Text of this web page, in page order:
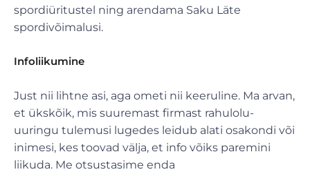
spordiüritustel ning arendama Saku Läte
spordivõimalusi.
Infoliikumine
Just nii lihtne asi, aga ometi nii keeruline. Ma arvan,
et ükskõik, mis suuremast firmast rahulolu-
uuringu tulemusi lugedes leidub alati osakondi või
inimesi, kes toovad välja, et info võiks paremini
liikuda. Me otsustasime enda